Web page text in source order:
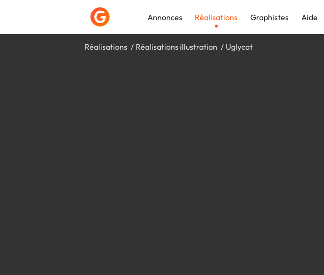
Annonces Réalisations Graphistes Aide
Réalisations Réalisations illustration Uglycat